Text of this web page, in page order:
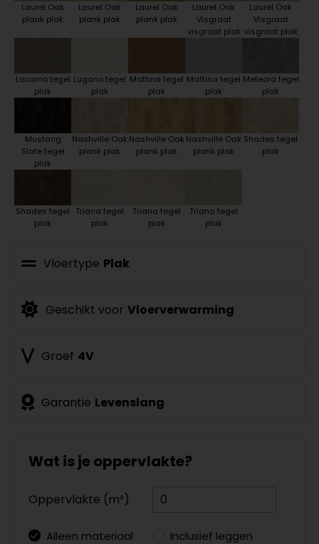
Laurel Oak
plank plak
Laurel Oak
plank plak
Laurel Oak
plank plak
Laurel Oak
Visgraat
visgraat plak
Laurel Oak
Visgraat
visgraat plak
Locarno tegel
plak
Lugano tegel
plak
Mattina tegel
plak
Mattina tegel
plak
Meteora tegel
plak
Mustang
Slate tegel
plak
Nashville Oak
plank plak
Nashville Oak
plank plak
Nashville Oak
plank plak
Shades tegel
plak
Shades tegel
plak
Triana tegel
plak
Triana tegel
plak
Triana tegel
plak
Vloertype Plak
Geschikt voor Vloerverwarming
Groef 4V
Garantie Levenslang
Wat is je oppervlakte?
Oppervlakte (m²)
Alleen materiaal Inclusief leggen